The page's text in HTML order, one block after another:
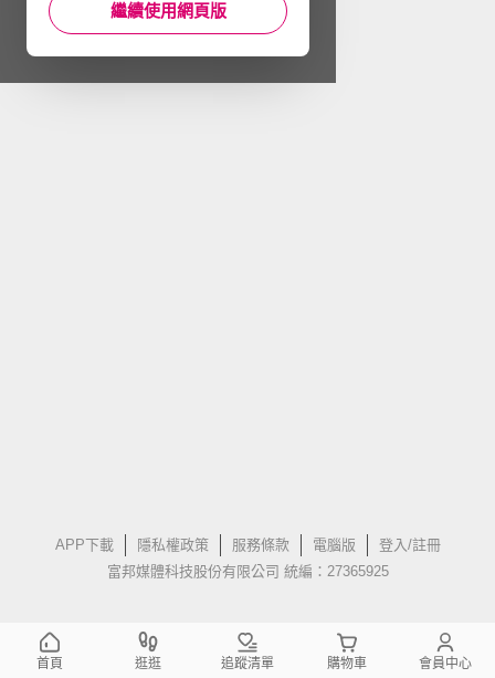
APP下載 隱私權政策 服務條款 電腦版
登入/註冊
富邦媒體科技股份有限公司 統編：27365925
繼續使用網頁版
首頁 逛逛 追蹤清單 購物車 會員中心